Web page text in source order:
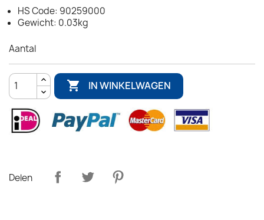
HS Code: 90259000
Gewicht: 0.03kg
Aantal
 IN WINKELWAGEN
Delen